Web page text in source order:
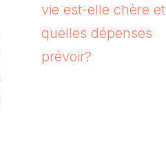
vie est-elle chère et
quelles dépenses
prévoir?